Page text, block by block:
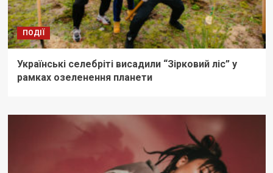
ПОДІЇ
Українські селебріті висадили “Зірковий ліс” у
рамках озеленення планети